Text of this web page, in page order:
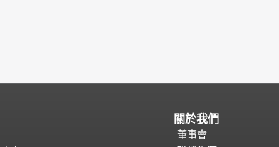
關於我們
董事會